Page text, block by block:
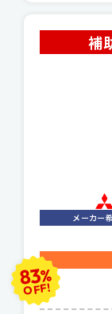
補
83%
OFF!
メーカー